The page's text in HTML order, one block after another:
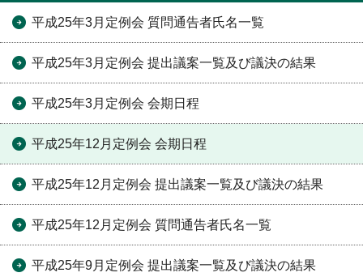
平成25年3月定例会 質問通告者氏名一覧
平成25年3月定例会 提出議案一覧及び議決の結果
平成25年3月定例会 会期日程
平成25年12月定例会 会期日程
平成25年12月定例会 提出議案一覧及び議決の結果
平成25年12月定例会 質問通告者氏名一覧
平成25年9月定例会 提出議案一覧及び議決の結果